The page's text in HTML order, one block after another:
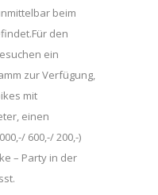
beim
den
ein
zur Verfügung,
mit
einen
 600,-/ 200,-)
– Party in der